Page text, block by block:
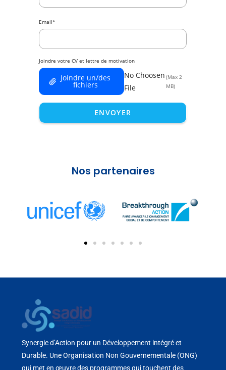
Email*
Joindre votre CV et lettre de motivation
Joindre un/des
fichiers
No Choosen
File
(Max 2
MB)
ENVOYER
Nos partenaires
Synergie d’Action pour un Développement intégré et
Durable. Une Organisation Non Gouvernementale (ONG)
qui met en œuvre des programmes qui touchent des